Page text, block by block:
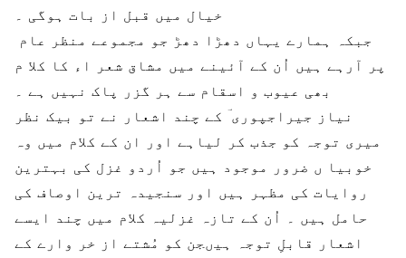
خیال میں قبل از بات ہوگی ۔
پر آرہے ہیں اُن کے آئینے میں مشاق شعر اء کا کلا م
نیاز جیراجپوری ؔ کے چند اشعار نے تو بیک نظر
میری توجہ کو جذب کر لیاہے اور ان کے کلام میں وہ
خوبیا ں ضرور موجود ہیں جو اُردو غزل کی بہترین
روایات کی مظہر ہیں اور سنجیدہ ترین اوصاف کی
حامل ہیں ۔ اُن کے تازہ غزلیہ کلام میں چند ایسے
اشعار قابلِ توجہ ہیںجن کو مُشتے از خر وارے کے